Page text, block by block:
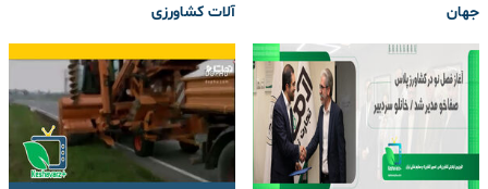
جهان
آلات کشاورزی